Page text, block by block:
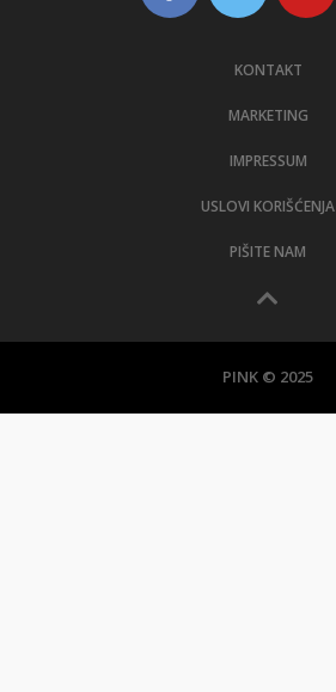
KONTAKT
MARKETING
IMPRESSUM
USLOVI KORIŠĆENJA
PIŠITE NAM
PINK © 2025